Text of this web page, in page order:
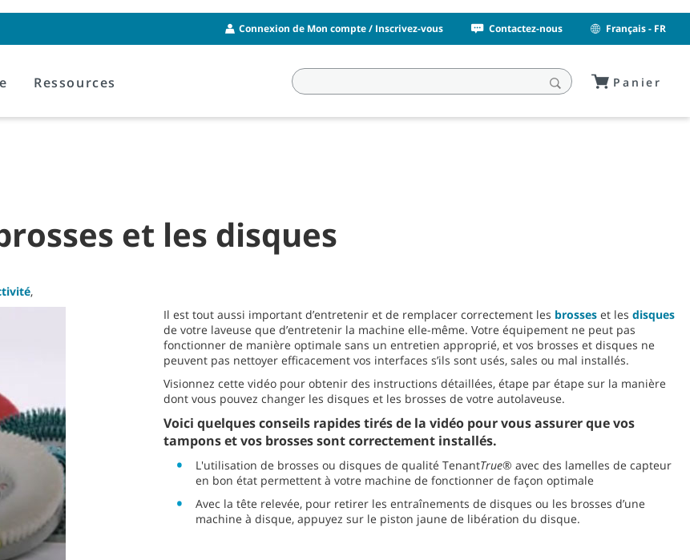
Connexion de Mon compte / Inscrivez-vous Contactez-nous Français - FR
Ressources Panier
et les disques
,
Il est tout aussi important d’entretenir et de remplacer correctement les brosses et les disques
de votre laveuse que d’entretenir la machine elle-même. Votre équipement ne peut pas
fonctionner de manière optimale sans un entretien approprié, et vos brosses et disques ne
peuvent pas nettoyer efficacement vos interfaces s’ils sont usés, sales ou mal installés.
Visionnez cette vidéo pour obtenir des instructions détaillées, étape par étape sur la manière
dont vous pouvez changer les disques et les brosses de votre autolaveuse.
Voici quelques conseils rapides tirés de la vidéo pour vous assurer que vos
tampons et vos brosses sont correctement installés.
L'utilisation de brosses ou disques de qualité TenantTrue® avec des lamelles de capteur
en bon état permettent à votre machine de fonctionner de façon optimale
Avec la tête relevée, pour retirer les entraînements de disques ou les brosses d’une
machine à disque, appuyez sur le piston jaune de libération du disque.